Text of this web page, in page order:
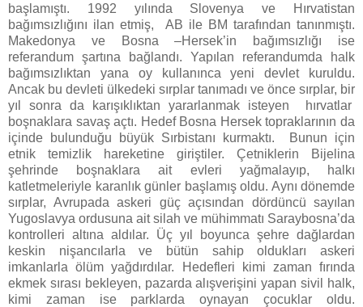
başlamıştı. 1992 yılında Slovenya ve Hırvatistan
bağımsızlığını ilan etmiş, AB ile BM tarafından tanınmıştı.
Makedonya ve Bosna –Hersek’in bağımsızlığı ise
referandum şartına bağlandı. Yapılan referandumda halk
bağımsızlıktan yana oy kullanınca yeni devlet kuruldu.
Ancak bu devleti ülkedeki sırplar tanımadı ve önce sırplar, bir
yıl sonra da karışıklıktan yararlanmak isteyen hırvatlar
boşnaklara savaş açtı. Hedef Bosna Hersek topraklarının da
içinde bulunduğu büyük Sırbistanı kurmaktı. Bunun için
etnik temizlik hareketine giriştiler. Çetniklerin Bijelina
şehrinde boşnaklara ait evleri yağmalayıp, halkı
katletmeleriyle karanlık günler başlamış oldu. Aynı dönemde
sırplar, Avrupada askeri güç açısından dördüncü sayılan
Yugoslavya ordusuna ait silah ve mühimmatı Saraybosna’da
kontrolleri altına aldılar. Üç yıl boyunca şehre dağlardan
keskin nişancılarla ve bütün sahip oldukları askeri
imkanlarla ölüm yağdırdılar. Hedefleri kimi zaman fırında
ekmek sırası bekleyen, pazarda alışverişini yapan sivil halk,
kimi zaman ise parklarda oynayan çocuklar oldu.